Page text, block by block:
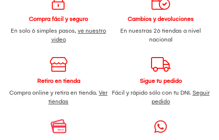
Compra fácil y seguro
En solo 6 simples pasos, ve nuestro
video
Cambios y devoluciones
En nuestras 26 tiendas a nivel
nacional
Retiro en tienda
Compra online y retira en tienda. Ver
tiendas
Sigue tu pedido
Fácil y rápido sólo con tu DNI. Seguir
pedido